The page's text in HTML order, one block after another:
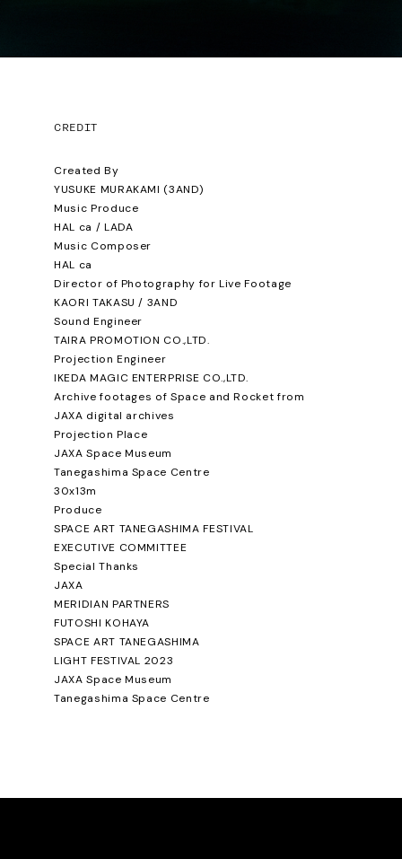
CREDIT
Created By
YUSUKE MURAKAMI (3AND)
Music Produce
HAL ca / LADA
Music Composer
HAL ca
Director of Photography for Live Footage
KAORI TAKASU / 3AND
Sound Engineer
TAIRA PROMOTION CO.,LTD.
Projection Engineer
IKEDA MAGIC ENTERPRISE CO.,LTD.
Archive footages of Space and Rocket from
JAXA digital archives
Projection Place
JAXA Space Museum
Tanegashima Space Centre
30x13m
Produce
SPACE ART TANEGASHIMA FESTIVAL
EXECUTIVE COMMITTEE
Special Thanks
JAXA
MERIDIAN PARTNERS
FUTOSHI KOHAYA
SPACE ART TANEGASHIMA
LIGHT FESTIVAL 2023
JAXA Space Museum
Tanegashima Space Centre